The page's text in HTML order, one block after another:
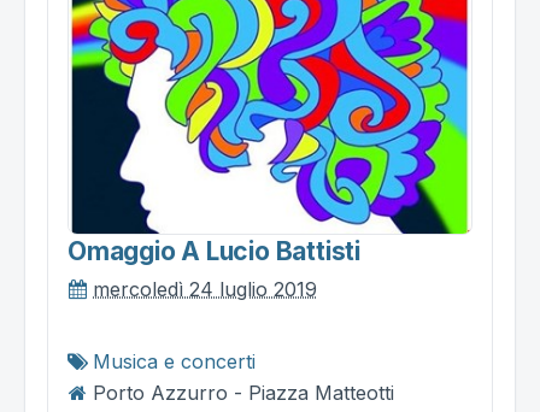
Omaggio A Lucio Battisti
mercoledì 24 luglio 2019
Musica e concerti
Porto Azzurro - Piazza Matteotti